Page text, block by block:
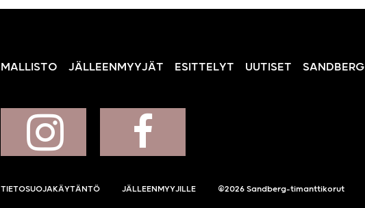
MALLISTO JÄLLEENMYYJÄT ESITTELYT UUTISET SANDBERG
TIETOSUOJAKÄYTÄNTÖ JÄLLEENMYYJILLE ©2026 Sandberg-timanttikorut